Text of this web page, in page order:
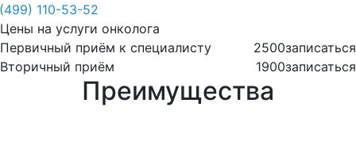
110-53-52
Цены на услуги онколога
Первичный приём к специалисту
2500записаться
Вторичный приём
1900записаться
Преимущества